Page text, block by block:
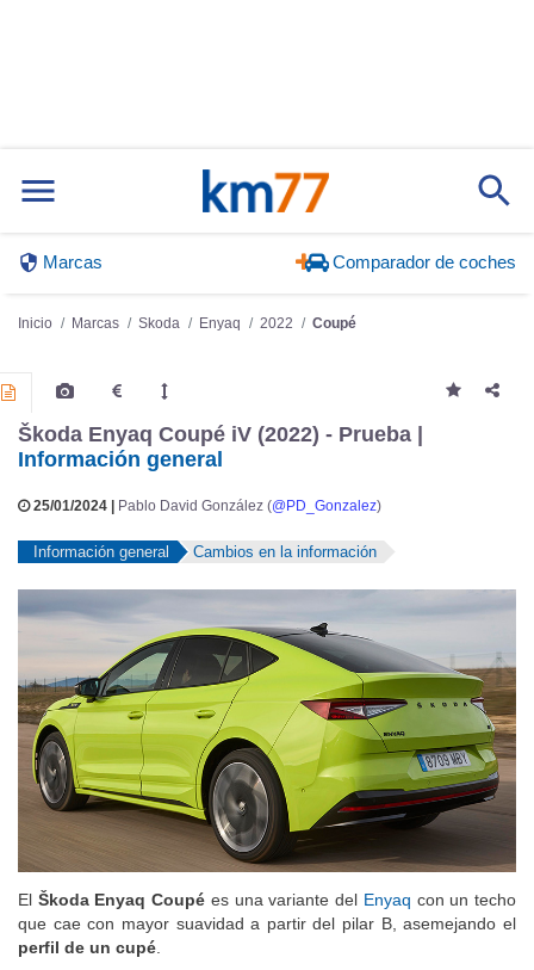
Marcas Comparador de coches
Inicio Marcas Skoda Enyaq 2022 Coupé
Škoda Enyaq Coupé iV (2022) - Prueba |
Información general
25/01/2024 | Pablo David González (@PD_Gonzalez)
Información general Cambios en la información
El Škoda Enyaq Coupé es una variante del Enyaq con un techo
que cae con mayor suavidad a partir del pilar B, asemejando el
perfil de un cupé